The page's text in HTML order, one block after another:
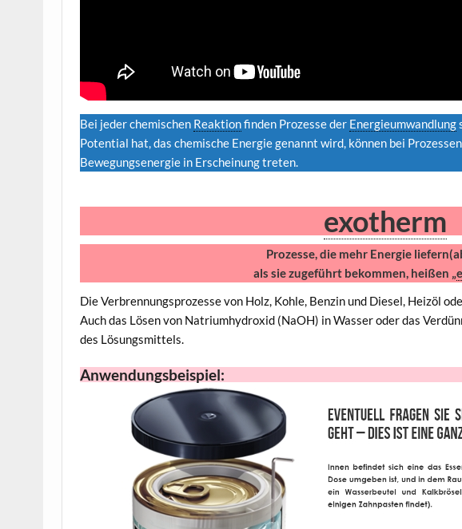
Bei jeder chemischen Reaktionfinden Prozesse der Energieumwandlung
Potential hat, das chemische Energie genannt wird, können bei
Bewegungsenergie in Erscheinung treten.
exotherm
Prozesse, die mehr Energie
als sie zugeführt bekommen, heißen „
Die Verbrennungsprozesse von Holz, Kohle, Benzin und Diesel, Heizöl
Auch das Lösen von Natriumhydroxid (NaOH) in Wasser oder das
des Lösungsmittels.
Anwendungsbeispiel: